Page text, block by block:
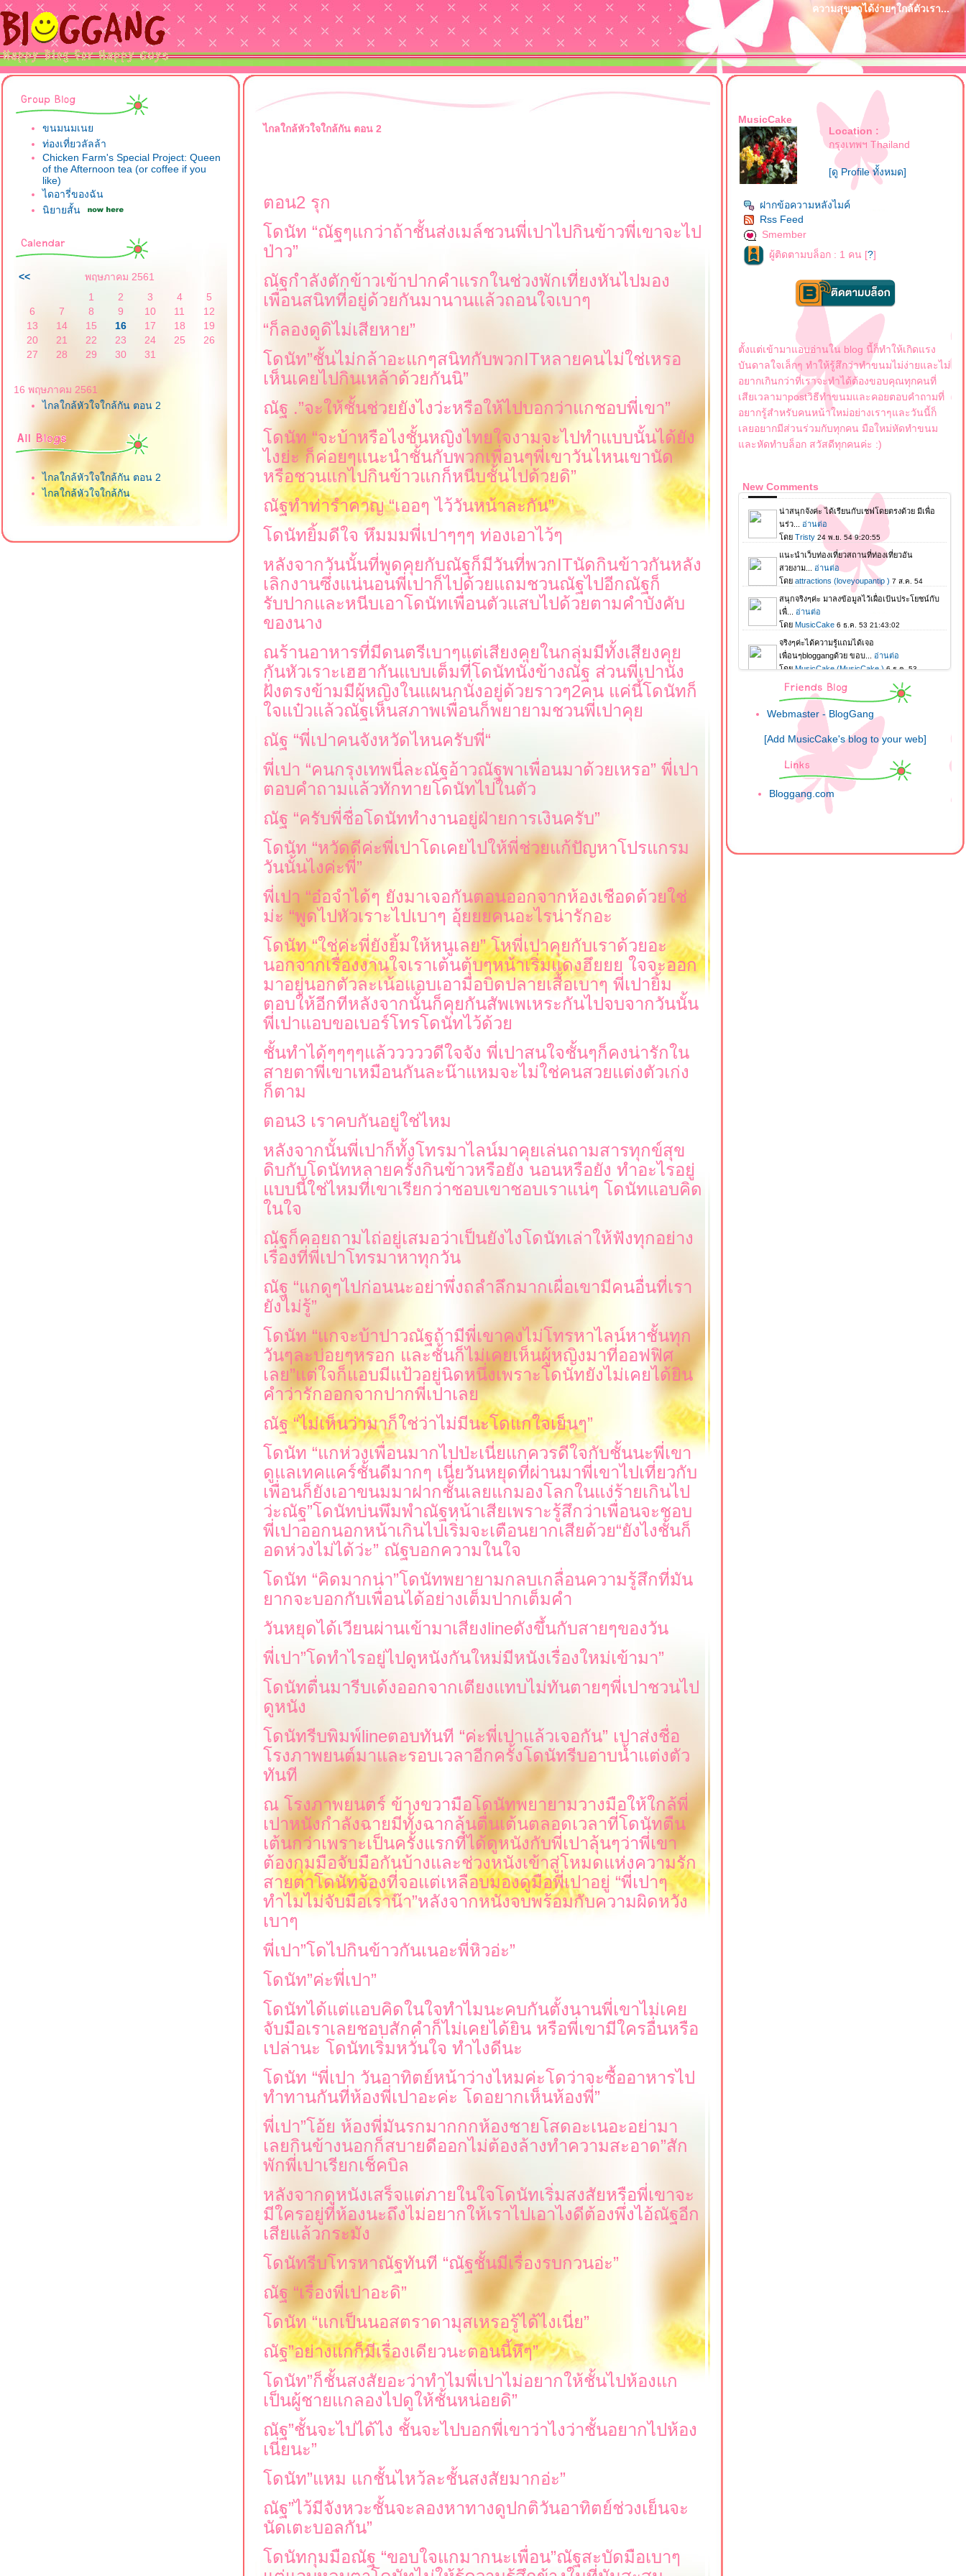
ความสุขหาได้ง่ายๆใกล้ตัวเรา...
ขนมนมเน
ท่องเที่ยวลัลล้า
Chicken Farm's Special Project: Queen
of the Afternoon tea (or coffee if you
like)
ไดอารี่ของฉัน
นิยายสั้น
<<
พฤษภาคม 2561
1
2 3 4
5
6
7 8 9 10 11
12
13
14 15 16 17 18
19
20
21 22 23 24 25
26
27
28 29 30 31
16 พฤษภาคม 2561
ไกลใกล้หัวใจใกล้กัน ตอน 2
ไกลใกล้หัวใจใกล้กัน ตอน 2
ไกลใกล้หัวใจใกล้กัน
ไกลใกล้หัวใจใกล้กัน ตอน 2
ตอน2 รุก
ดนัท “ณัฐๆแกว่าถ้าชั้นส่งเมล์ชวนพี่เปาไปกินข้าวพี่เขาจะไป
ป่าว”
ณัฐกำลังตักข้าวเข้าปากคำแรกในช่วงพักเที่ยงหันไปมอง
เพื่อนสนิทที่อยู่ด้วยกันมานานแล้วถอนใจเบาๆ
“ก็ลองดูดิไม่เสียหา”
ดนัท”ชั้นไม่กล้าอะแกๆสนิทกับพวกITหลายคนไม่ใช่เหรอ
เห็นเคยไปกินเหล้าด้วยกันนิ”
ณัฐ .”จะให้ชั้นช่วยยังไงว่ะหรือให้ไปบอกว่าแกชอบพี่เขา”
ดนัท “จะบ้าหรือไงชั้นหญิงไทยใจงามจะไปทำแบบนั้นได้ยัง
ไงย่ะ ก็ค่อยๆแนะนำชั้นกับพวกเพื่อนๆพี่เขาวันไหนเขานัด
หรือชวนแกไปกินข้าวแกก็หนีบชั้นไปด้วยดิ”
ณัฐทำท่ารำคาญ“เออๆ ไว้วันหน้าละกัน”
ดนัทยิ้มดีใจ หึมมมพี่เปาๆๆๆ ท่องเอาไว้ๆ
หลังจากวันนั้นที่พูดคุยกับณัฐก็มีวันที่พวกITนัดกินข้าวกันหลัง
เลิกงานซึ่งแน่นอนพี่เปาก็ไปด้วยแถมชวนณัฐไปอีกณัฐก็
รับปากและหนีบเอาโดนัทเพื่อนตัวแสบไปด้วยตามคำบังคับ
ของนาง
ณร้านอาหารที่มีดนตรีเบาๆแต่เสียงคุยในกลุ่มมีทั้งเสียงคุ
กันหัวเราะเฮฮากันแบบเต็มที่โดนัทนั่งข้างณัฐ ส่วนพี่เปานั่ง
ฝั่งตรงข้ามมีผู้หญิงในแผนกนั่งอยู่ด้วยราวๆ2คน แค่นี้โดนัทก็
จแป๋วแล้วณัฐเห็นสภาพเพื่อนก็พยายามชวนพี่เปาคุ
ณัฐ “พี่เปาคนจังหวัดไหนครับพี่“
พี่เปา “คนกรุงเทพนี่ละณัฐอ้าวณัฐพาเพื่อนมาด้วยเหรอ” พี่เปา
ตอบคำถามแล้วทักทายโดนัทไปในตัว
ณัฐ “ครับพี่ชื่อโดนัททำงานอยู่ฝ่ายการเงินครับ”
ดนัท “หวัดดีค่ะพี่เปาโดเคยไปให้พี่ช่วยแก้ปัญหาโปรแกรม
วันนั้นไงค่ะพี่”
พี่เปา “อ๋อจำได้ๆ ยังมาเจอกันตอนออกจากห้องเชือดด้วยใช่
ม่ะ “พูดไปหัวเราะไปเบาๆ อุ้ยยยคนอะไรน่ารักอะ
ดนัท“ช่ค่ะพี่ยังยิ้มให้หนูเล”หพี่เปาคุยกับเราด้วยอะ
นอกจากเรื่องงานใจเราเต้นตุ้บๆหน้าเริ่มแดงฮึยยย ใจจะออก
มาอยู่นอกตัวละเน้อแอบเอามือบิดปลายเสื้อเบาๆ พี่เปายิ้ม
ตอบให้อีกทีหลังจากนั้นก็คุยกันสัพเพเหระกันไปจบจากวันนั้น
พี่เปาแอบขอเบอร์โทรโดนัทไว้ด้ว
ชั้นทำได้ๆๆๆๆแล้วววววดีใจจัง พี่เปาสนใจชั้นๆก็คงน่ารักใน
สายตาพี่เขาเหมือนกันละน๊าแหมจะไม่ใช่คนสวยแต่งตัวเก่ง
ก็ตาม
ตอน3 เราคบกันอยู่ใช่ไหม
หลังจากนั้นพี่เปาก็ทั้งโทรมาไลน์มาคุยเล่นถามสารทุกข์สุข
ดิบกับโดนัทหลายครั้งกินข้าวหรือยัง นอนหรือยัง ทำอะไรอยู่
บบนี้ใช่ไหมที่เขาเรียกว่าชอบเขาชอบเราแน่ๆ โดนัทแอบคิด
นใจ
ณัฐก็คอยถามไถ่อยู่เสมอว่าเป็นยังไงโดนัทเล่าให้ฟังทุกอย่าง
เรื่องที่พี่เปาโทรมาหาทุกวัน
ณัฐ “กดูๆไปก่อนนะอย่าพึ่งถลำลึกมากเผื่อเขามีคนอื่นที่เรา
ังไม่รู้”
ดนัท“กจะบ้าปาวณัฐถ้ามีพี่เขาคงไม่โทรหาไลน์หาชั้นทุก
วันๆละบ่อยๆหรอก และชั้นก็ไม่เคยเห็นผู้หญิงมาที่ออฟฟิศ
เล”ต่ใจก็แอบมีแป้วอยู่นิดหนึ่งเพราะโดนัทยังไม่เคยได้ยิน
คำว่ารักออกจากปากพี่เปาเล
ณัฐ“ไม่เห็นว่ามาก็ใช่ว่าไม่มีนะโดแกใจเย็นๆ”
ดนัท“กห่วงเพื่อนมากไปป่ะเนี่ยแกควรดีใจกับชั้นนะพี่เขา
ดูแลเทคแคร์ชั้นดีมากๆ เนี่ยวันหยุดที่ผ่านมาพี่เขาไปเที่ยวกับ
เพื่อนก็ยังเอาขนมมาฝากชั้นเลยแกมองโลกในแง่ร้ายเกินไป
ว่ะณัฐ”ดนัทบ่นพึมพำณัฐหน้าเสียเพราะรู้สึกว่าเพื่อนจะชอบ
พี่เปาออกนอกหน้าเกินไปเริ่มจะเตือนยากเสียด้ว“ังไงชั้นก็
อดห่วงไม่ได้ว่ะ” ณัฐบอกความในใจ
ดนัท “คิดมากน่า”ดนัทพยายามกลบเกลื่อนความรู้สึกที่มัน
ากจะบอกกับเพื่อนได้อย่างเต็มปากเต็มคำ
วันหยุดได้เวียนผ่านเข้ามาเสียงlineดังขึ้นกับสายๆของวัน
พี่เปา”ดทำไรอยู่ไปดูหนังกันใหม่มีหนังเรื่องใหม่เข้ามา”
ดนัทตื่นมารีบเด้งออกจากเตียงแทบไม่ทันตายๆพี่เปาชวนไป
ดูหนัง
ดนัทรีบพิมพ์lineตอบทันที “ค่ะพี่เปาแล้วเจอกัน” เปาส่งชื่อ
รงภาพยนต์มาและรอบเวลาอีกครั้งโดนัทรีบอาบน้ำแต่งตัว
ทันที
ณ โรงภาพยนตร์ ข้างขวามือโดนัทพยายามวางมือให้ใกล้พี่
เปาหนังกำลังฉายมีทั้งฉากลุ้นตื่นเต้นตลอดเวลาที่โดนัทตืน
เต้นกว่าเพราะเป็นครั้งแรกที่ได้ดูหนังกับพี่เปาลุ้นๆว่าพี่เขา
ต้องกุมมือจับมือกันบ้างและช่วงหนังเข้าสู่โหมดแห่งความรัก
สายตาโดนัทจ้องที่จอแต่เหลือบมองดูมือพี่เปาอยู่ “พี่เปาๆ
ทำไมไม่จับมือเราน๊า”หลังจากหนังจบพร้อมกับความผิดหวัง
เบาๆ
พี่เปา”ดไปกินข้าวกันเนอะพี่หิวอ่ะ”
ดนัท”ค่ะพี่เปา”
ดนัทได้แต่แอบคิดในใจทำไมนะคบกันตั้งนานพี่เขาไม่เค
จับมือเราเลยชอบสักคำก็ไม่เคยได้ยิน หรือพี่เขามีใครอื่นหรือ
เปล่านะ โดนัทเริ่มหวั่นใจ ทำไงดีนะ
ดนัท “พี่เปา วันอาทิตย์หน้าว่างไหมค่ะโดว่าจะซื้ออาหารไป
ทำทานกันที่ห้องพี่เปาอะค่ะ โดอยากเห็นห้องพี่”
พี่เปา”อ้ย ห้องพี่มันรกมากกกห้องชายโสดอะเนอะอย่ามา
เลยกินข้างนอกก็สบายดีออกไม่ต้องล้างทำความสะอาด”สัก
พักพี่เปาเรียกเช็คบิล
หลังจากดูหนังเสร็จแต่ภายในใจโดนัทเริ่มสงสัยหรือพี่เขาจะ
มีใครอยู่ที่ห้องนะถึงไม่อยากให้เราไปเอาไงดีต้องพึ่งไอ้ณัฐอีก
เสียแล้วกระมัง
ดนัทรีบโทรหาณัฐทันที “ณัฐชั้นมีเรื่องรบกวนอ่ะ”
ณัฐ “เรื่องพี่เปาอะดิ”
ดนัท“กเป็นนอสตราดามุสเหรอรู้ได้ไงเนี่”
ณัฐ”อย่างแกก็มีเรื่องเดียวนะตอนนี้หึๆ”
ดนัท”ก็ชั้นสงสัยอะว่าทำไมพี่เปาไม่อยากให้ชั้นไปห้องแก
เป็นผู้ชายแกลองไปดูให้ชั้นหน่อยดิ”
ณัฐ”ชั้นจะไปได้ไง ชั้นจะไปบอกพี่เขาว่าไงว่าชั้นอยากไปห้อง
เนี่ยนะ”
ดนัท”หม แกชั้นไหว้ละชั้นสงสัยมากอ่ะ”
ณัฐ”ไว้มีจังหวะชั้นจะลองหาทางดูปกติวันอาทิตย์ช่วงเย็นจะ
นัดเตะบอลกัน”
ดนัทกุมมือณัฐ “ขอบใจแกมากนะเพื่อน”ณัฐสะบัดมือเบาๆ
MusicCake
Location :
กรุงเทพฯ Thailand
[ดู Profile ทั้งหมด]
ฝากข้อความหลังไมค์
Rss Feed
Smember
ผู้ติดตามบล็อก : 1 คน [?]
ตั้งแต่เข้ามาแอบอ่านใน blog นี้ก็ทำให้เกิดแรง
บันดาลใจเล็กๆ ทำให้รู้สึกว่าทำขนมไม่ง่ายและไม่
อยากเกินกว่าที่เราจะทำได้ต้องขอบคุณทุกคนที่
เสียเวลามาpostวิธีทำขนมและคอยตอบคำถามที่
อยากรู้สำหรับคนหน้าใหม่อย่างเราๆและวันนี้ก็
เลยอยากมีส่วนร่วมกับทุกคน มือใหม่หัดทำขนม
ละหัดทำบล็อก สวัสดีทุกคนค่ะ :)
New Comments
Webmaster - BlogGang
[Add MusicCake's blog to your web]
Bloggang.com